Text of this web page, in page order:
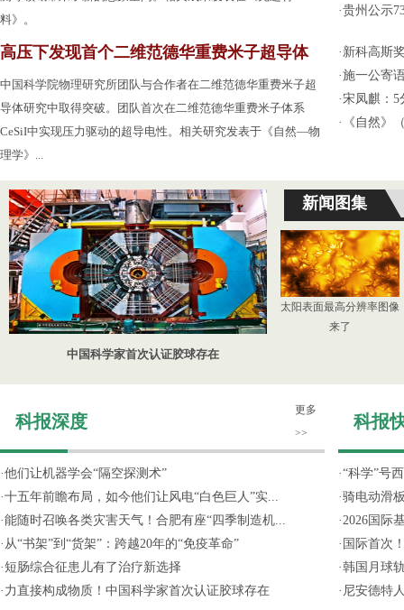
料》。
高压下发现首个二维范德华重费米子超导体
中国科学院物理研究所团队与合作者在二维范德华重费米子超
导体研究中取得突破。团队首次在二维范德华重费米子体系
CeSiI中实现压力驱动的超导电性。相关研究发表于《自然—物
理学》...
·贵州公示
· 新科高斯
·施一公寄
·宋凤麒：5
·
《自然》
中国科学家首次认证胶球存在
新闻图集
太阳表面最高分辨率图像
来了
科报深度
更多
>>
·他们让机器学会“隔空探测术”
·十五年前瞻布局，如今他们让风电“白色巨人”实...
·能随时召唤各类灾害天气！合肥有座“四季制造机...
· 从“书架”到“货架”：跨越20年的“免疫革命”
· 短肠综合征患儿有了治疗新选择
· 力直接构成物质！中国科学家首次认证胶球存在
科报
·“科学”号
·骑电动滑
·2026国际
· 国际首次
·韩国月球
· 尼安德特